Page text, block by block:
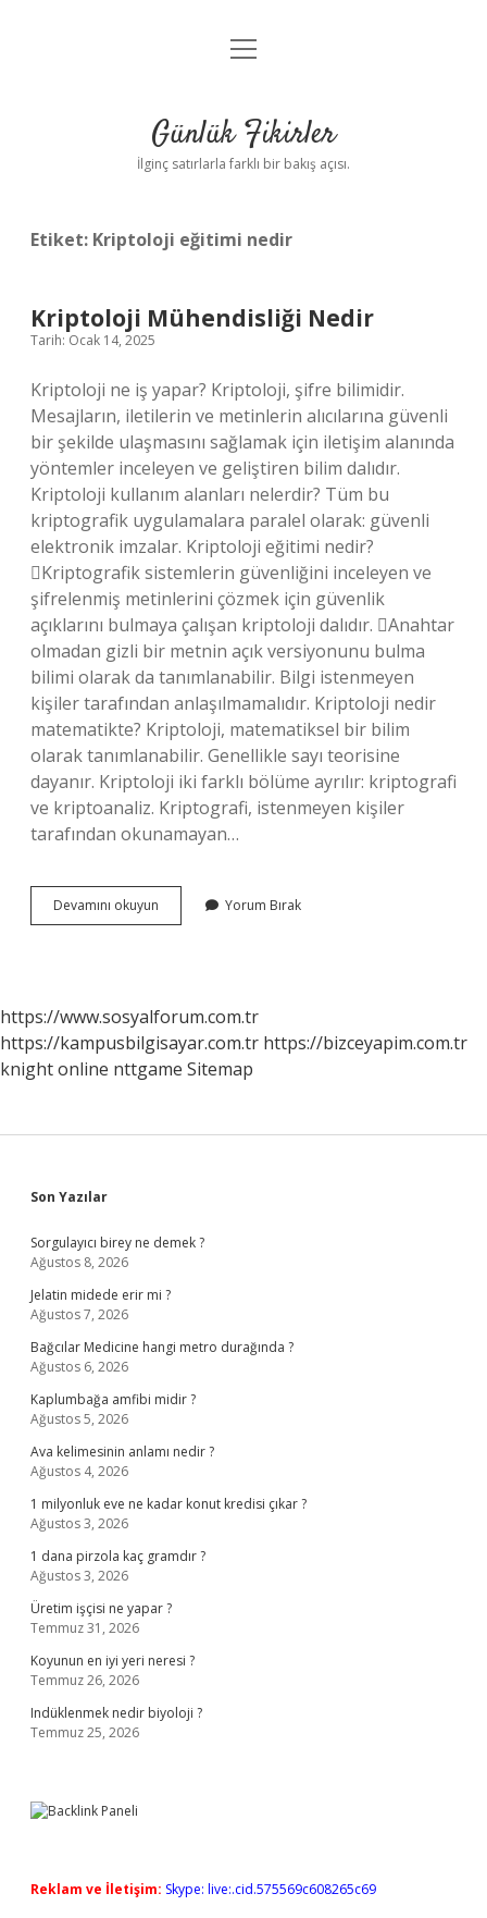
Anasayfa
Yasal Uyarı
menüyü
Günlük Fikirler
İlginç satırlarla farklı bir bakış açısı.
Etiket: Kriptoloji eğitimi nedir
Kriptoloji Mühendisliği Nedir
Tarih: Ocak 14, 2025
Kriptoloji ne iş yapar? Kriptoloji, şifre bilimidir.
Mesajların, iletilerin ve metinlerin alıcılarına güvenli
bir şekilde ulaşmasını sağlamak için iletişim alanında
yöntemler inceleyen ve geliştiren bilim dalıdır.
Kriptoloji kullanım alanları nelerdir? Tüm bu
kriptografik uygulamalara paralel olarak: güvenli
elektronik imzalar. Kriptoloji eğitimi nedir?
Kriptografik sistemlerin güvenliğini inceleyen ve
şifrelenmiş metinlerini çözmek için güvenlik
açıklarını bulmaya çalışan kriptoloji dalıdır. Anahtar
olmadan gizli bir metnin açık versiyonunu bulma
bilimi olarak da tanımlanabilir. Bilgi istenmeyen
kişiler tarafından anlaşılmamalıdır. Kriptoloji nedir
matematikte? Kriptoloji, matematiksel bir bilim
olarak tanımlanabilir. Genellikle sayı teorisine
dayanır. Kriptoloji iki farklı bölüme ayrılır: kriptografi
ve kriptoanaliz. Kriptografi, istenmeyen kişiler
tarafından okunamayan…
Devamını okuyun Kriptoloji
Mühendisliği
Yorum Bırak
https://www.sosyalforum.com.tr
https://kampusbilgisayar.com.tr https://bizceyapim.com.tr
knight online nttgame Sitemap
Sidebar
Son Yazılar
Sorgulayıcı birey ne demek ?
Ağustos 8, 2026
Jelatin midede erir mi ?
Ağustos 7, 2026
Bağcılar Medicine hangi metro durağında ?
Ağustos 6, 2026
Kaplumbağa amfibi midir ?
Ağustos 5, 2026
Ava kelimesinin anlamı nedir ?
Ağustos 4, 2026
1 milyonluk eve ne kadar konut kredisi çıkar ?
Ağustos 3, 2026
1 dana pirzola kaç gramdır ?
Ağustos 3, 2026
Üretim işçisi ne yapar ?
Temmuz 31, 2026
Koyunun en iyi yeri neresi ?
Temmuz 26, 2026
Indüklenmek nedir biyoloji ?
Temmuz 25, 2026
Reklam ve İletişim: Skype: live:.cid.575569c608265c69